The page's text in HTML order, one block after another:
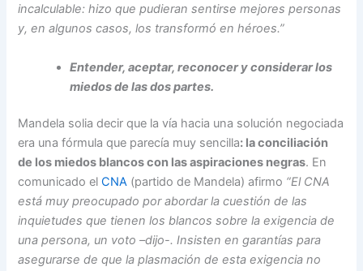
incalculable: hizo que pudieran sentirse mejores personas
y, en algunos casos, los transformó en héroes.”
Entender, aceptar, reconocer y considerar los
miedos de las dos partes.
Mandela solia decir que la vía hacia una solución negociada
era una fórmula que parecía muy sencilla: la conciliación
de los miedos blancos con las aspiraciones negras. En
comunicado elCNA (partido de Mandela) afirmo “El CNA
está muy preocupado por abordar la cuestión de las
inquietudes que tienen los blancos sobre la exigencia de
una persona, un voto –dijo-. Insisten en garantías para
asegurarse de que la plasmación de esta exigencia no